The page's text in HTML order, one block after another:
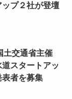
プ２社が登壇
土交通省主催
スタートアッ
者を募集